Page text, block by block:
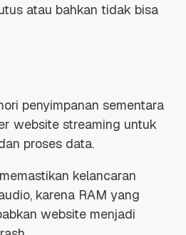
atau bahkan tidak bisa
penyimpanan sementara
website streaming untuk
proses data.
kelancaran
karena RAM yang
website menjadi